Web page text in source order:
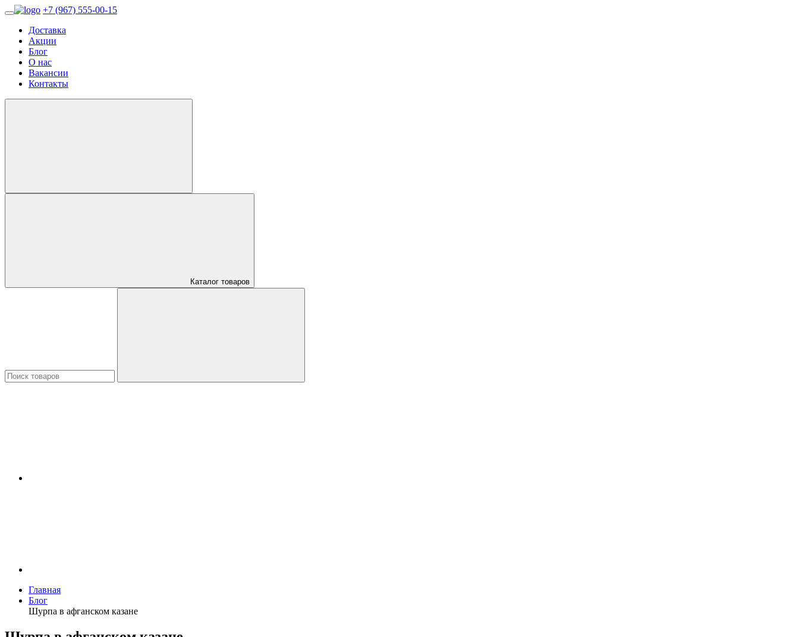
+7 (967) 555-00-15
Доставка
Акции
Блог
О нас
Вакансии
Контакты
Каталог товаров
Главная
Блог
Шурпа в афганском казане